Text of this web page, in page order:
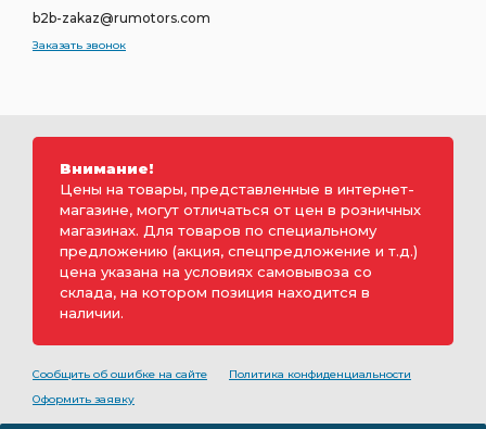
b2b-zakaz@rumotors.com
Заказать звонок
Внимание!
Цены на товары, представленные в интернет-
магазине, могут отличаться от цен в розничных
магазинах. Для товаров по специальному
предложению (акция, спецпредложение и т.д.)
цена указана на условиях самовывоза со
склада, на котором позиция находится в
наличии.
Сообщить об ошибке на сайте
Политика конфиденциальности
Оформить заявку